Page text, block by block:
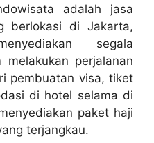
adalah jasa
berlokasi di Jakarta,
segala
perjalanan
pembuatan visa, tiket
di hotel selama di
paket haji
terjangkau.